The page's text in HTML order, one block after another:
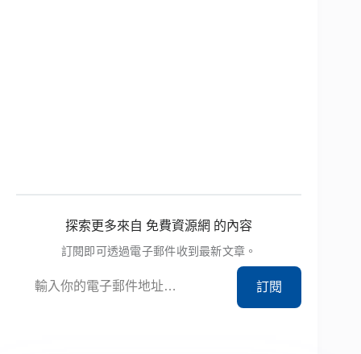
探索更多來自 免費資源網 的內容
訂閱即可透過電子郵件收到最新文章。
訂閱